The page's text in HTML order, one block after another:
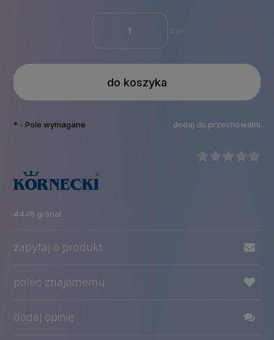
Par
do koszyka
dodaj do przechowalni
* - Pole wymagane
4446 granat
zapytaj o produkt
poleć znajomemu
dodaj opinię